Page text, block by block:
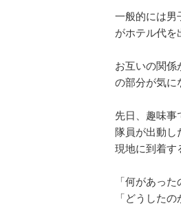
一般的には男
がホテル代を
お互いの関係
の部分が気に
先日、趣味事
隊員が出動し
現地に到着す
「何があった
「どうしたの